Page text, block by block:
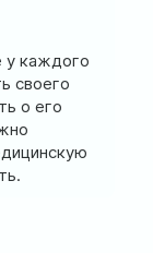
у каждого
своего
о его